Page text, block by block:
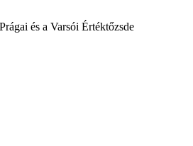
és a Varsói Értéktőzsde